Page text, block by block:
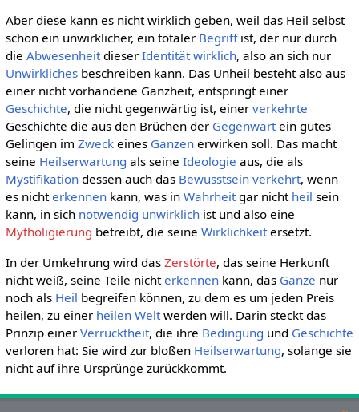
Aber diese kann es nicht wirklich geben, weil das Heil selbst
schon ein unwirklicher, ein totaler Begriffist, der nur durch
die Abwesenheitdieser Identität wirklich, also an sich nur
Unwirklichesbeschreiben kann. Das Unheil besteht also aus
einer nicht vorhandene Ganzheit, entspringt einer
Geschichte, die nicht gegenwärtig ist, einer verkehrte
Geschichte die aus den Brüchen der Gegenwartein gutes
Gelingen im Zweckeines Ganzenerwirken soll. Das macht
seine Heilserwartung als seine Ideologie aus, die als
Mystifikationdessen auch das Bewusstsein verkehrt, wenn
es nichterkennenkann, was in Wahrheitgar nicht heil sein
kann, in sich notwendig unwirklichist und also eine
Mytholigierung betreibt, die seine Wirklichkeitersetzt.
In der Umkehrung wird das Zerstörte, das seine Herkunft
nicht weiß, seine Teile nichterkennenkann, das Ganze nur
noch als Heil begreifen können, zu dem es um jeden Preis
heilen, zu einer heilen Weltwerden will. Darin steckt das
Prinzip einer Verrücktheit, die ihre Bedingung und Geschichte
verloren hat: Sie wird zur bloßen Heilserwartung, solange sie
nicht auf ihre Ursprünge zurückkommt.